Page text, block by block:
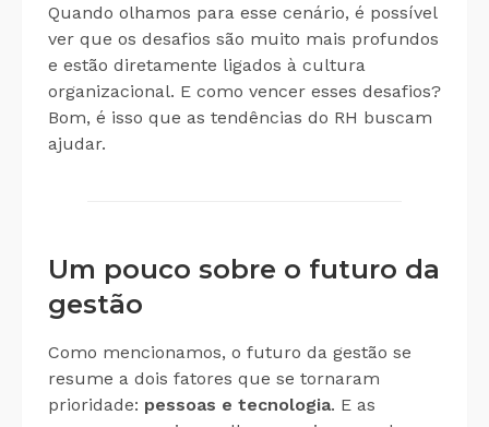
Quando olhamos para esse cenário, é possível
ver que os desafios são muito mais profundos
e estão diretamente ligados à cultura
organizacional. E como vencer esses desafios?
Bom, é isso que as tendências do RH buscam
ajudar.
Um pouco sobre o futuro da
gestão
Como mencionamos, o futuro da gestão se
resume a dois fatores que se tornaram
prioridade: pessoas e tecnologia. E as